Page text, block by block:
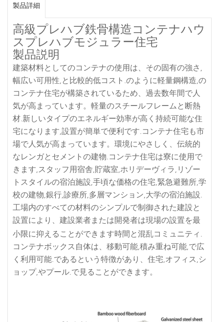
製品詳細
高級プレハブ鉄骨構造コンテナハウ
スプレハブモジュラー住宅
製品説明
建築材料としてのコンテナの使用は、その固有の強さ,
幅広い可用性,と比較的低コスト.のように軽量鋼構造,の
コンテナ住宅が構築されているため、過去数年間で人
気が高まっています。軽量のスチールフレームと断熱
材.新しいタイプのエネルギー効率が高く持続可能な住
宅になります,設置が簡単で便利です.コンテナ住宅も市
場で人気が高まっています。環境にやさしく、伝統的
なレンガとセメントの建物.コンテナ住宅は寮に使用で
きます,スタッフ用宿舎,貯蔵室,ホリデーヴィラ,リゾー
トスタイルの宿泊施設,手頃な価格の住宅,緊急避難所,学
校の建物,銀行,診療所,多層マンション,大学の宿泊施設.
工場内のすべての材料のシンプルで制御された建設と
設置により、建設業者または開発者は現場の設置を最
小限に抑えることができます時間と混乱コミュニティ.
コンテナボックス自体は、移動可能,積み重ね可能,で広
く利用可能.であるという特徴があり、住宅,オフィス,シ
ョップ,やプール.で見ることができます。